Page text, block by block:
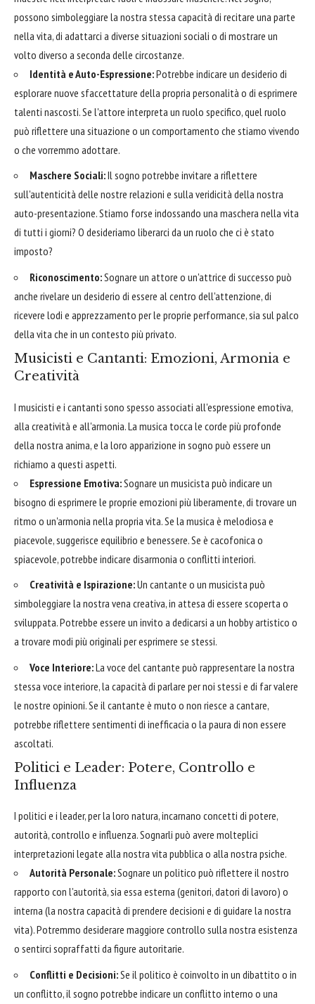
possono simboleggiare la nostra stessa capacità di recitare una parte
nella vita, di adattarci a diverse situazioni sociali o di mostrare un
volto diverso a seconda delle circostanze.
Identità e Auto-Espressione:Potrebbe indicare un desiderio di
esplorare nuove sfaccettature della propria personalità o di esprimere
talenti nascosti. Se l'attore interpreta un ruolo specifico, quel ruolo
può riflettere una situazione o un comportamento che stiamo vivendo
o che vorremmo adottare.
Maschere Sociali:Il sogno potrebbe invitare a riflettere
sull'autenticità delle nostre relazioni e sulla veridicità della nostra
auto-presentazione. Stiamo forse indossando una maschera nella vita
di tutti i giorni? O desideriamo liberarci da un ruolo che ci è stato
imposto?
Riconoscimento:Sognare un attore o un'attrice di successo può
anche rivelare un desiderio di essere al centro dell'attenzione, di
ricevere lodi e apprezzamento per le proprie performance, sia sul palco
della vita che in un contesto più privato.
Musicisti e Cantanti: Emozioni, Armonia e
Creatività
I musicisti e i cantanti sono spesso associati all'espressione emotiva,
alla creatività e all'armonia. La musica tocca le corde più profonde
della nostra anima, e la loro apparizione in sogno può essere un
richiamo a questi aspetti.
Espressione Emotiva:Sognare un musicista può indicare un
bisogno di esprimere le proprie emozioni più liberamente, di trovare un
ritmo o un'armonia nella propria vita. Se la musica è melodiosa e
piacevole, suggerisce equilibrio e benessere. Se è cacofonica o
spiacevole, potrebbe indicare disarmonia o conflitti interiori.
Creatività e Ispirazione:Un cantante o un musicista può
simboleggiare la nostra vena creativa, in attesa di essere scoperta o
sviluppata. Potrebbe essere un invito a dedicarsi a un hobby artistico o
a trovare modi più originali per esprimere se stessi.
Voce Interiore:La voce del cantante può rappresentare la nostra
stessa voce interiore, la capacità di parlare per noi stessi e di far valere
le nostre opinioni. Se il cantante è muto o non riesce a cantare,
potrebbe riflettere sentimenti di inefficacia o la paura di non essere
ascoltati.
Politici e Leader: Potere, Controllo e
Influenza
I politici e i leader, per la loro natura, incarnano concetti di potere,
autorità, controllo e influenza. Sognarli può avere molteplici
interpretazioni legate alla nostra vita pubblica o alla nostra psiche.
Autorità Personale:Sognare un politico può riflettere il nostro
rapporto con l'autorità, sia essa esterna (genitori, datori di lavoro) o
interna (la nostra capacità di prendere decisioni e di guidare la nostra
vita). Potremmo desiderare maggiore controllo sulla nostra esistenza
o sentirci sopraffatti da figure autoritarie.
Conflitti e Decisioni:Se il politico è coinvolto in un dibattito o in
un conflitto, il sogno potrebbe indicare un conflitto interno o una